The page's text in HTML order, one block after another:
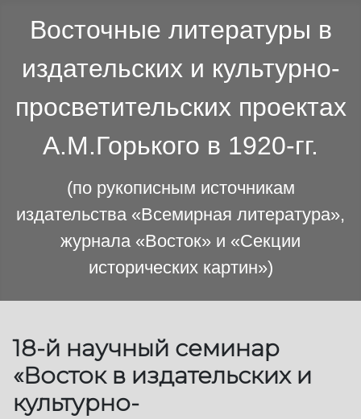
Восточные литературы в
издательских и культурно-
просветительских проектах
А.М.Горького в 1920-гг.
(по рукописным источникам
издательства «Всемирная литература»,
журнала «Восток» и «Секции
исторических картин»)
18-й научный семинар
«Восток в издательских и
культурно-